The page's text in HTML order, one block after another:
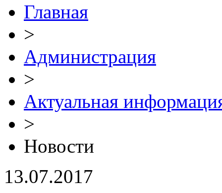
Главная
>
Администрация
>
Актуальная
>
Новости
13.07.2017